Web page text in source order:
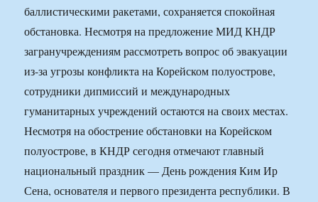
баллистическими ракетами, сохраняется спокойная
обстановка. Несмотря на предложение МИД КНДР
загранучреждениям рассмотреть вопрос об эвакуации
из-за угрозы конфликта на Корейском полуострове,
сотрудники дипмиссий и международных
гуманитарных учреждений остаются на своих местах.
Несмотря на обострение обстановки на Корейском
полуострове, в КНДР сегодня отмечают главный
национальный праздник — День рождения Ким Ир
Сена, основателя и первого президента республики. В